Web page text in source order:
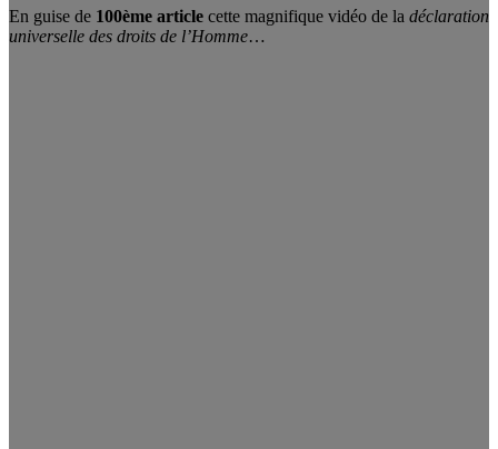
En guise de 100ème article cette magnifique vidéo de la déclaration
universelle des droits de l’Homme…